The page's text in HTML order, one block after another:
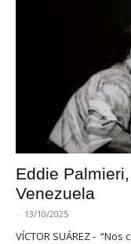
Eddie
Venezuela
- 13/10/2025
VÍCTOR SUÁREZ -